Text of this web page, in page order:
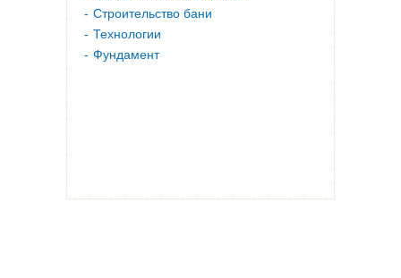
Строительство бани
Технологии
Фундамент